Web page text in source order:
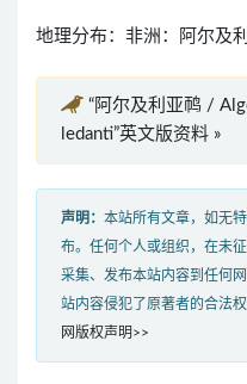
地理分布：非洲：阿尔及
“阿尔及利亚䴓 /
ledanti”英文版资料 »
声明： 本站所有文章，如无
布。任何个人或组织，在未
采集、发布本站内容到任何
站内容侵犯了原著者的合法
网版权声明>>